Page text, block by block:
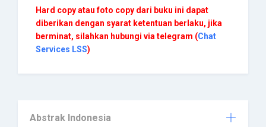
Hard copy atau foto copy dari buku ini dapat
diberikan dengan syarat ketentuan berlaku, jika
berminat, silahkan hubungi via telegram (Chat
Services LSS)
Abstrak Indonesia